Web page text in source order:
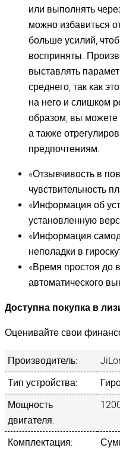
или выполнять
можно избавиться
больше усилий,
восприняты.
выставлять
среднего, так как
на него и слишком
образом, вы можете
а также
предпочтениям.
«Отзывчивость в
чувствительность
«Информация об
установленную
«Информация
неполадки в
«Время простоя до
автоматического
Доступна покупка в
Оценивайте свои
Производитель:
Тип устройства:
Мощность
двигателя:
Комплектация: